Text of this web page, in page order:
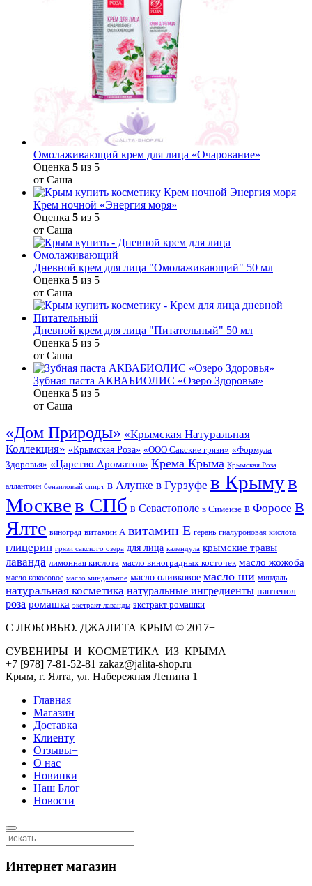
Омолаживающий крем для лица «Очарование»
Оценка 5 из 5
от Саша
Крем ночной «Энергия моря»
Оценка 5 из 5
от Саша
Дневной крем для лица "Омолаживающий" 50 мл
Оценка 5 из 5
от Саша
Дневной крем для лица "Питательный" 50 мл
Оценка 5 из 5
от Саша
Зубная паста АКВАБИОЛИС «Озеро Здоровья»
Оценка 5 из 5
от Саша
«Дом Природы» «Крымская Натуральная
Коллекция» «Крымская Роза» «ООО Сакские грязи» «Формула
Здоровья» «Царство Ароматов» Крема Крыма Крымская Роза
аллантоин бензиловый спирт в Алупке в Гурзуфе в Крымув
Москвев СПб в Севастополе в Симеизе в Форосе в
Ялте виноград витамин А витамин Е герань гиалуроновая кислота
глицерин грязи сакского озера для лица календула крымские травы
лаванда лимонная кислота масло виноградных косточек масло жожоба
масло кокосовое масло миндальное масло оливковое масло ши миндаль
натуральная косметика натуральные ингредиенты пантенол
роза ромашка экстракт лаванды экстракт ромашки
С ЛЮБОВЬЮ. ДЖАЛИТА КРЫМ © 2017+
СУВЕНИРЫ И КОСМЕТИКА ИЗ КРЫМА
+7 [978] 7-81-52-81 zakaz@jalita-shop.ru
Крым, г. Ялта, ул. Набережная Ленина 1
Главная
Магазин
Доставка
Клиенту
Отзывы+
О нас
Новинки
Наш Блог
Новости
Интернет магазин